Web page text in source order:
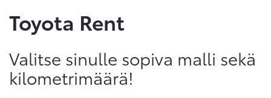
Toyota Rent
Valitse sinulle sopiva malli sekä
kilometrimäärä!